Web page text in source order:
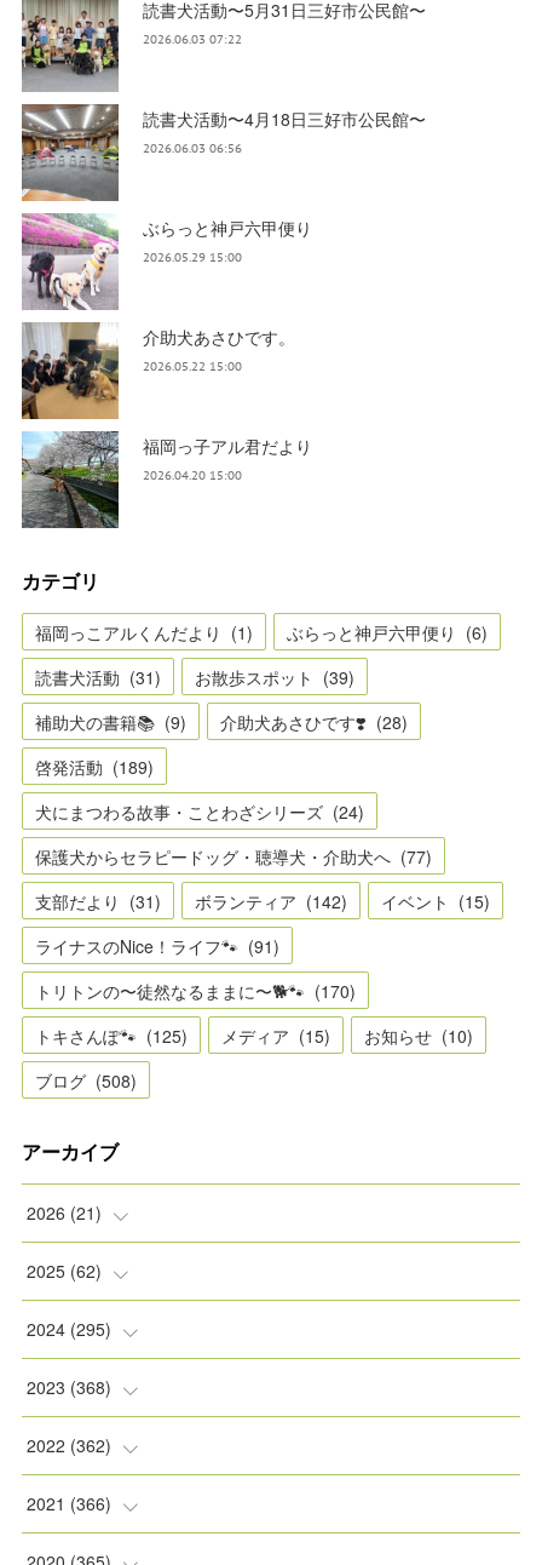
読書犬活動〜5月31日三好市公民館〜
2026.06.03 07:22
読書犬活動〜4月18日三好市公民館〜
2026.06.03 06:56
ぶらっと神戸六甲便り
2026.05.29 15:00
介助犬あさひです。
2026.05.22 15:00
福岡っ子アル君だより
2026.04.20 15:00
カテゴリ
福岡っこアルくんだより (1) ぶらっと神戸六甲便り (6)
読書犬活動 (31) お散歩スポット (39)
補助犬の書籍📚 (9) 介助犬あさひです❣️ (28)
啓発活動 (189)
犬にまつわる故事・ことわざシリーズ (24)
保護犬からセラピードッグ・聴導犬・介助犬へ (77)
支部だより (31) ボランティア (142) イベント (15)
ライナスのNice！ライフ🐾 (91)
トリトンの〜徒然なるままに〜🐕🐾 (170)
トキさんぽ🐾 (125) メディア (15) お知らせ (10)
ブログ (508)
アーカイブ
2026 (21)
(2)
(2)
(2)
(5)
( 3 )
2025 (62)
(8)
(5)
(9)
(1)
( 1)
2024 (295)
(8)
(11)
(11)
(22)
2023 (368)
(31)
(30)
(31)
2022 (362)
(30)
(30)
2021 (366)